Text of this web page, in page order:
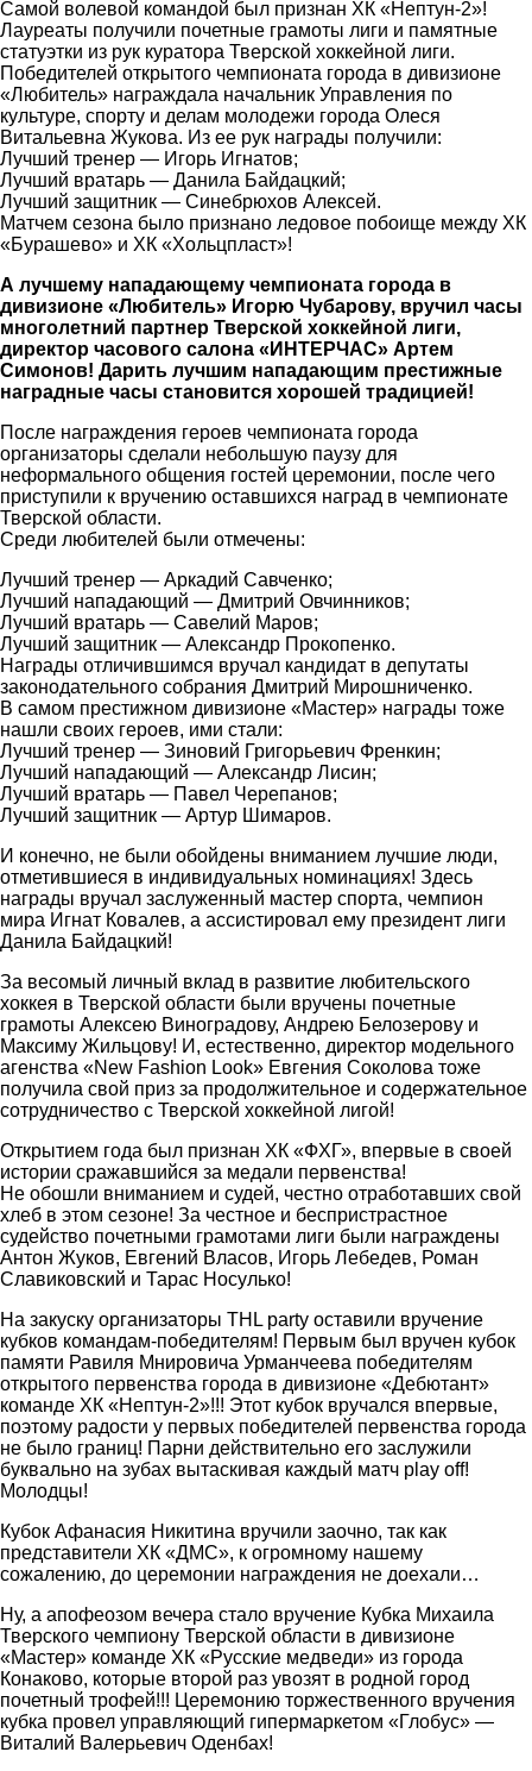
Самой волевой командой был признан ХК «Нептун-2»!
Лауреаты получили почетные грамоты лиги и памятные
статуэтки из рук куратора Тверской хоккейной лиги.
Победителей открытого чемпионата города в дивизионе
«Любитель» награждала начальник Управления по
культуре, спорту и делам молодежи города Олеся
Витальевна Жукова. Из ее рук награды получили:
Лучший тренер — Игорь Игнатов;
Лучший вратарь — Данила Байдацкий;
Лучший защитник — Синебрюхов Алексей.
Матчем сезона было признано ледовое побоище между ХК
«Бурашево» и ХК «Хольцпласт»!
А лучшему нападающему чемпионата города в
дивизионе «Любитель» Игорю Чубарову, вручил часы
многолетний партнер Тверской хоккейной лиги,
директор часового салона «ИНТЕРЧАС» Артем
Симонов! Дарить лучшим нападающим престижные
наградные часы становится хорошей традицией!
После награждения героев чемпионата города
организаторы сделали небольшую паузу для
неформального общения гостей церемонии, после чего
приступили к вручению оставшихся наград в чемпионате
Тверской области.
Среди любителей были отмечены:
Лучший тренер — Аркадий Савченко;
Лучший нападающий — Дмитрий Овчинников;
Лучший вратарь — Савелий Маров;
Лучший защитник — Александр Прокопенко.
Награды отличившимся вручал кандидат в депутаты
законодательного собрания Дмитрий Мирошниченко.
В самом престижном дивизионе «Мастер» награды тоже
нашли своих героев, ими стали:
Лучший тренер — Зиновий Григорьевич Френкин;
Лучший нападающий — Александр Лисин;
Лучший вратарь — Павел Черепанов;
Лучший защитник — Артур Шимаров.
И конечно, не были обойдены вниманием лучшие люди,
отметившиеся в индивидуальных номинациях! Здесь
награды вручал заслуженный мастер спорта, чемпион
мира Игнат Ковалев, а ассистировал ему президент лиги
Данила Байдацкий!
За весомый личный вклад в развитие любительского
хоккея в Тверской области были вручены почетные
грамоты Алексею Виноградову, Андрею Белозерову и
Максиму Жильцову! И, естественно, директор модельного
агенства «New Fashion Look» Евгения Соколова тоже
получила свой приз за продолжительное и содержательное
сотрудничество с Тверской хоккейной лигой!
Открытием года был признан ХК «ФХГ», впервые в своей
истории сражавшийся за медали первенства!
Не обошли вниманием и судей, честно отработавших свой
хлеб в этом сезоне! За честное и беспристрастное
судейство почетными грамотами лиги были награждены
Антон Жуков, Евгений Власов, Игорь Лебедев, Роман
Славиковский и Тарас Носулько!
На закуску организаторы THL party оставили вручение
кубков командам-победителям! Первым был вручен кубок
памяти Равиля Мнировича Урманчеева победителям
открытого первенства города в дивизионе «Дебютант»
команде ХК «Нептун-2»!!! Этот кубок вручался впервые,
поэтому радости у первых победителей первенства города
не было границ! Парни действительно его заслужили
буквально на зубах вытаскивая каждый матч play off!
Молодцы!
Кубок Афанасия Никитина вручили заочно, так как
представители ХК «ДМС», к огромному нашему
сожалению, до церемонии награждения не доехали…
Ну, а апофеозом вечера стало вручение Кубка Михаила
Тверского чемпиону Тверской области в дивизионе
«Мастер» команде ХК «Русские медведи» из города
Конаково, которые второй раз увозят в родной город
почетный трофей!!! Церемонию торжественного вручения
кубка провел управляющий гипермаркетом «Глобус» —
Виталий Валерьевич Оденбах!